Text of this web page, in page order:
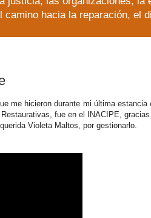
camino hacia la reparación, el
me hicieron durante mi última estancia
fue en el INACIPE, gracias
Violeta Maltos, por gestionarlo.